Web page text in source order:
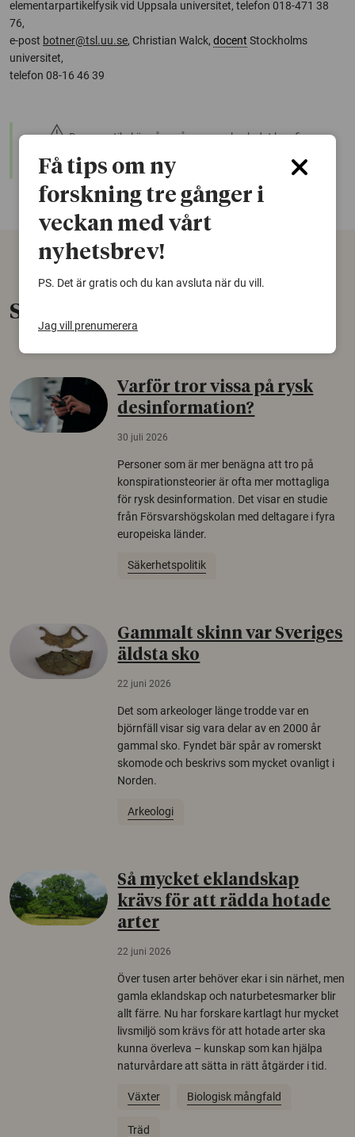
elementarpartikelfysik vid Uppsala universitet, telefon 018-471 38
76,
e-post botner@tsl.uu.se, Christian Walck, docent Stockholms
universitet,
telefon 08-16 46 39
warningDenna artikel är några år gammal och det kan finnas
sökfunktion!
Senaste nytt
Varför tror vissa på rysk
desinformation?
30 juli 2026
Personer som är mer benägna att tro på
konspirationsteorier är ofta mer mottagliga
för rysk desinformation. Det visar en studie
från Försvarshögskolan med deltagare i fyra
europeiska länder.
Säkerhetspolitik
Gammalt skinn var Sveriges
äldsta sko
22 juni 2026
Det som arkeologer länge trodde var en
björnfäll visar sig vara delar av en 2000 år
gammal sko. Fyndet bär spår av romerskt
skomode och beskrivs som mycket ovanligt i
Norden.
Arkeologi
Så mycket eklandskap
krävs för att rädda hotade
arter
22 juni 2026
Över tusen arter behöver ekar i sin närhet, men
gamla eklandskap och naturbetesmarker blir
allt färre. Nu har forskare kartlagt hur mycket
livsmiljö som krävs för att hotade arter ska
kunna överleva – kunskap som kan hjälpa
naturvårdare att sätta in rätt åtgärder i tid.
Växter Biologisk mångfald
Träd
Få tips om ny
forskning tre gånger i
veckan med vårt
nyhetsbrev!
PS. Det är gratis och du kan avsluta när du vill.
Jag vill prenumerera